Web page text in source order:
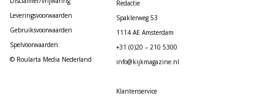
Leveringsvoorwaarden
Gebruiksvoorwaarden
Spelvoorwaarden
© Roularta Media Nederland
Redactie
Spaklerweg 53
1114 AE Amsterdam
+31 (0)20 – 210 5300
info@kijkmagazine.nl
Klantenservice